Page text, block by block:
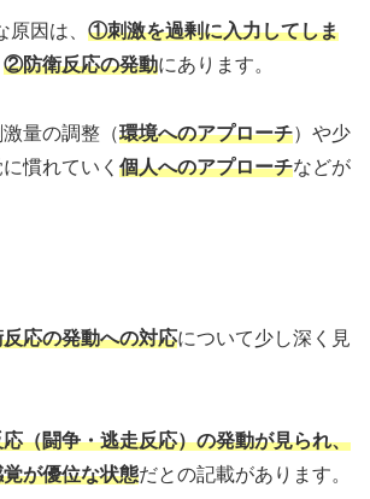
原因は、 ①刺激を過剰に入力してしま
②防衛反応の発動にあります。
激量の調整（環境へのアプローチ）や少
慣れていく 個人へのアプローチなどが
応の発動への対応について少し深く見
（闘争・逃走反応）の発動が見られ、
が優位な状態だとの記載があります。